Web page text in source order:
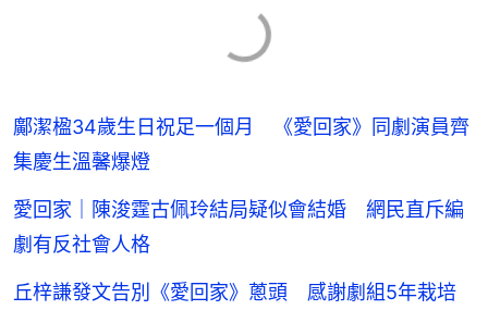
鄺潔楹34歲生日祝足一個月 《愛回家》同劇演員齊
集慶生溫馨爆燈
愛回家｜陳浚霆古佩玲結局疑似會結婚 網民直斥編
劇有反社會人格
丘梓謙發文告別《愛回家》蔥頭 感謝劇組5年栽培